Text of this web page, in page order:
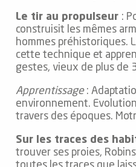
Le tir au propulseur :
construisit les mêmes
hommes préhistoriques.
cette technique et
gestes, vieux de plus de
Apprentissage:
environnement.
travers des époques.
Sur les traces des
trouver ses proies,